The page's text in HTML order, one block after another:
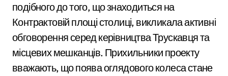
подібного до того, що знаходиться на
Контрактовій площі столиці, викликала активні
обговорення серед керівництва Трускавця та
місцевих мешканців. Прихильники проекту
вважають, що поява оглядового колеса стане